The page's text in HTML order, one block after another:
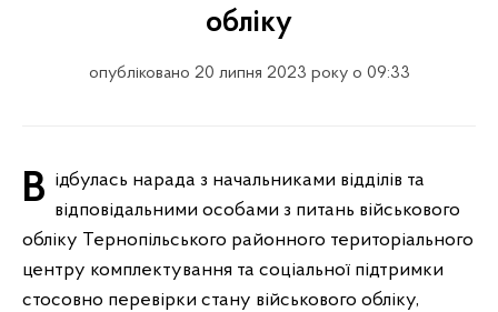
обліку
опубліковано 20 липня 2023 року о 09:33
Відбулась нарада з начальниками відділів та відповідальними особами з питань військового
обліку Тернопільського районного територіального
центру комплектування та соціальної підтримки
стосовно перевірки стану військового обліку,